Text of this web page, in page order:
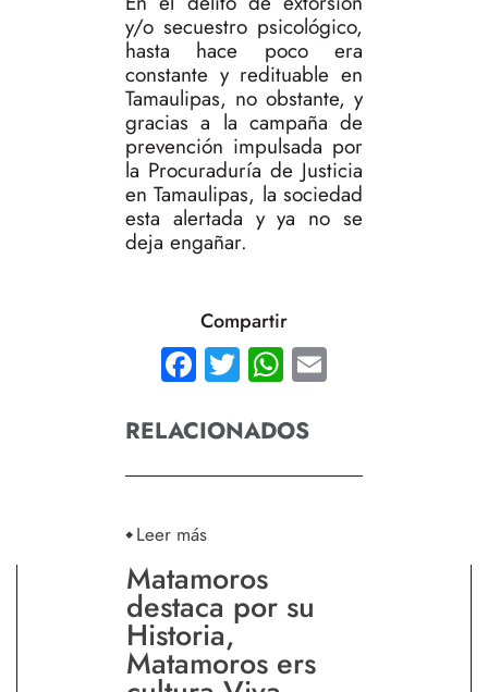
y/o secuestro psicológico,
hasta hace poco era
constante y redituable en
Tamaulipas, no obstante, y
gracias a la campaña de
prevención impulsada por
la Procuraduría de Justicia
en Tamaulipas, la sociedad
esta alertada y ya no se
deja engañar.
Compartir
Facebook
TwitterWhatsApp
RELACIONADOS
Leer más
Matamoros
destaca por su
Historia,
Matamoros ers